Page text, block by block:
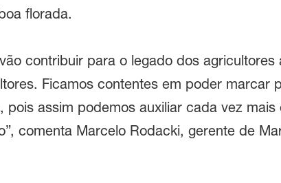
florada.
contribuir para o legado dos agricultores
Ficamos contentes em poder marcar
pois assim podemos auxiliar cada vez
comenta Marcelo Rodacki, gerente de